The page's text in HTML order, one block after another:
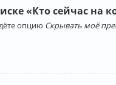
«Кто сейчас на
опцию Скрывать моё